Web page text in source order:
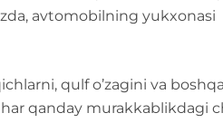
avtomobilning
qulf o’zagini va
qanday murakkablikdagi